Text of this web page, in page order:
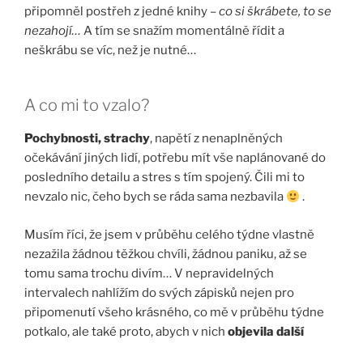
připomněl postřeh z jedné knihy –co si škrábete, to se
nezahojí… A tím se snažím momentálně řídit a
neškrábu se víc, než je nutné…
A co mi to vzalo?
Pochybnosti, strachy, napětí z nenaplněných
očekávání jiných lidí, potřebu mít vše naplánované do
posledního detailu a stres s tím spojený. Čili mi to
nevzalo nic, čeho bych se ráda sama nezbavila
.
Musím říci, že jsem v průběhu celého týdne vlastně
nezažila žádnou těžkou chvíli, žádnou paniku, až se
tomu sama trochu divím… V nepravidelných
intervalech nahlížím do svých zápisků nejen pro
připomenutí všeho krásného, co mě v průběhu týdne
potkalo, ale také proto, abych v nich objevila další